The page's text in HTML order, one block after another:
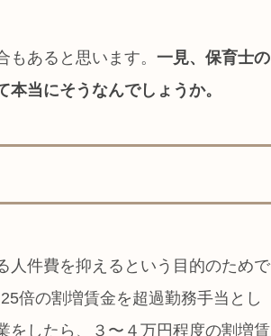
あると思います。 一見、保育士の
当にそうなんでしょうか。
人件費を抑えるという目的のためで
倍の割増賃金を超過勤務手当とし
をしたら、３〜４万円程度の割増賃